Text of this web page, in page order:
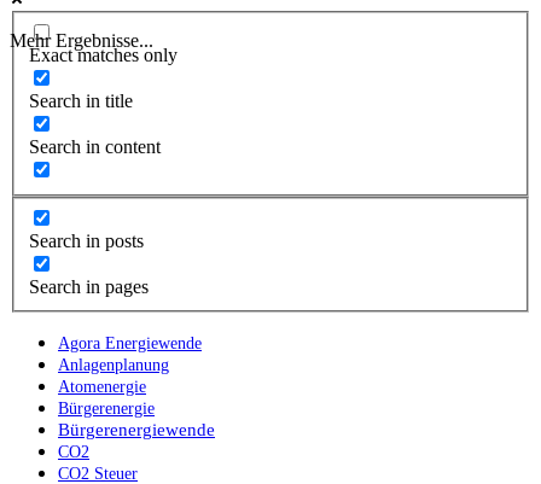
Mehr Ergebnisse...
Exact matches only
Search in title
Search in content
Search in posts
Search in pages
Agora Energiewende
Anlagenplanung
Atomenergie
Bürgerenergie
Bürgerenergiewende
CO2
CO2 Steuer